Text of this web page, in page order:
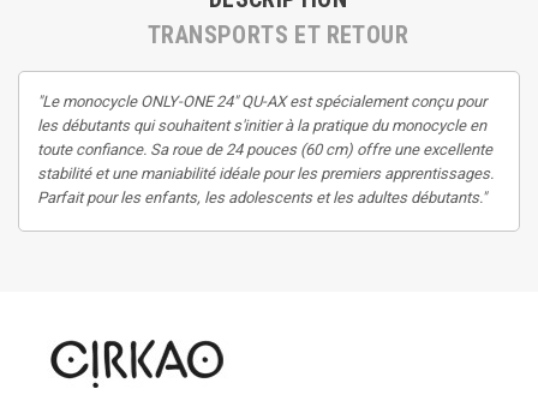
TRANSPORTS ET RETOUR
"Le monocycle ONLY-ONE 24" QU-AX est spécialement conçu pour
les débutants qui souhaitent s'initier à la pratique du monocycle en
toute confiance. Sa roue de 24 pouces (60 cm) offre une excellente
stabilité et une maniabilité idéale pour les premiers apprentissages.
Parfait pour les enfants, les adolescents et les adultes débutants."